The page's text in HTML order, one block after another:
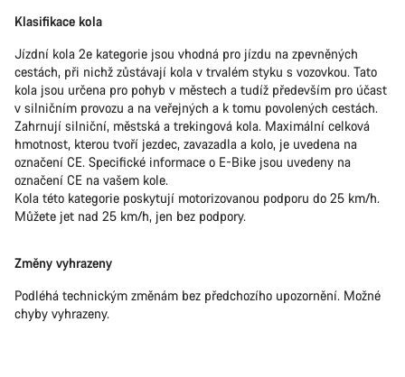
Klasifikace kola
Jízdní kola 2e kategorie jsou vhodná pro jízdu na zpevněných
cestách, při nichž zůstávají kola v trvalém styku s vozovkou. Tato
kola jsou určena pro pohyb v městech a tudíž především pro účast
v silničním provozu a na veřejných a k tomu povolených cestách.
Zahrnují silniční, městská a trekingová kola. Maximální celková
hmotnost, kterou tvoří jezdec, zavazadla a kolo, je uvedena na
označení CE. Specifické informace o E-Bike jsou uvedeny na
označení CE na vašem kole.
Kola této kategorie poskytují motorizovanou podporu do 25 km/h.
Můžete jet nad 25 km/h, jen bez podpory.
Změny vyhrazeny
Podléhá technickým změnám bez předchozího upozornění. Možné
chyby vyhrazeny.